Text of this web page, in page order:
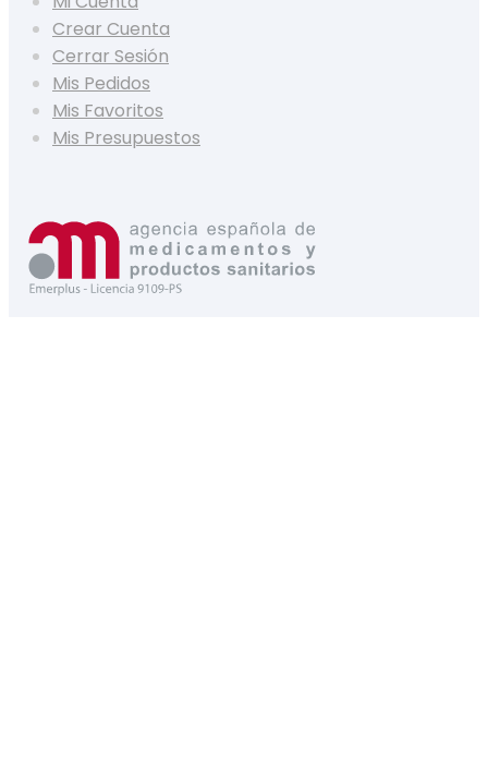
Crear Cuenta
Cerrar Sesión
Mis Pedidos
Mis Favoritos
Mis Presupuestos